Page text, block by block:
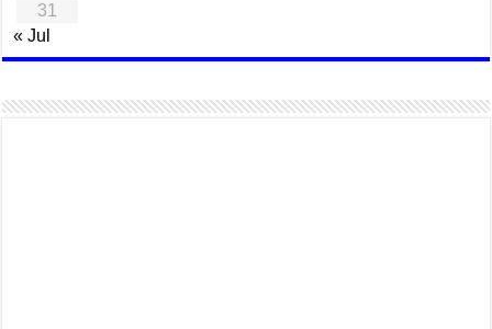
31
« Jul